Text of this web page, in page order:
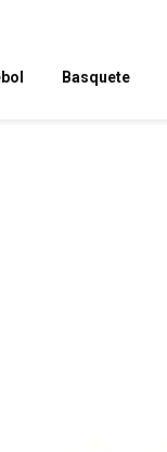
Basquete